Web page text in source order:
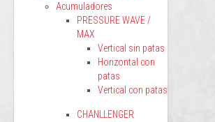
Acumuladores
PRESSURE WAVE /
MAX
Vertical sin patas
Horizontal con
patas
Vertical con patas
CHANLLENGER